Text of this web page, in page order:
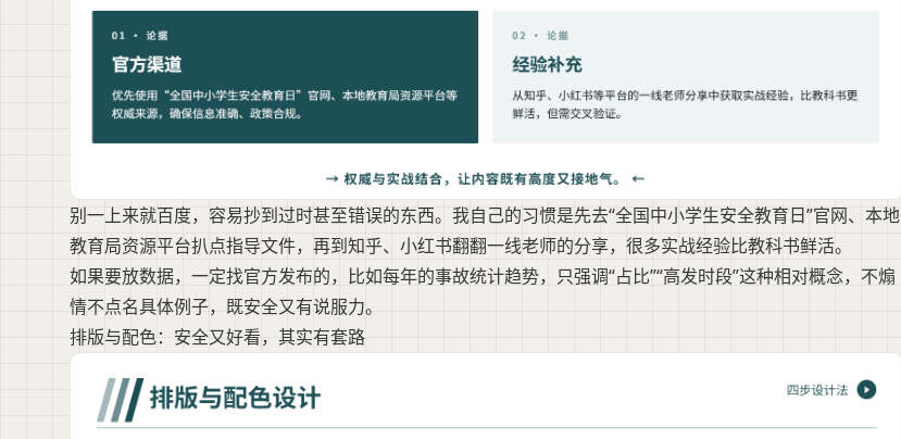
别一上来就百度，容易抄到过时甚至错误的东西。我自己的习惯是先去“全国中小学生安全教育日”官网、本地
教育局资源平台扒点指导文件，再到知乎、小红书翻翻一线老师的分享，很多实战经验比教科书鲜活。
如果要放数据，一定找官方发布的，比如每年的事故统计趋势，只强调“占比”“高发时段”这种相对概念，不煽
情不点名具体例子，既安全又有说服力。
排版与配色：安全又好看，其实有套路